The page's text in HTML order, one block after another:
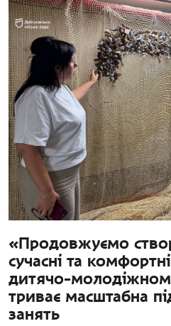
«Продовжуємо
сучасні та
дитячо-
триває масштабна
занять